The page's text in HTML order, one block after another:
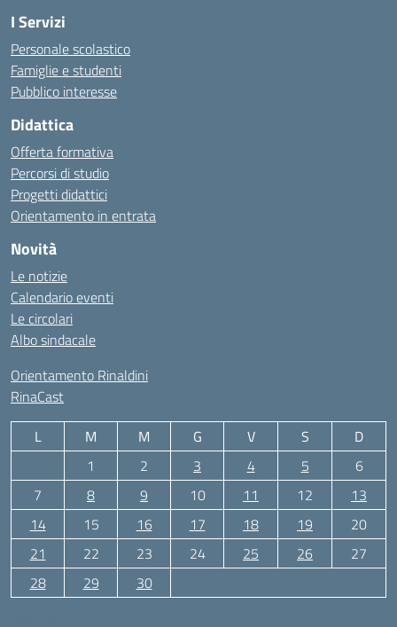
I Servizi
Personale scolastico
Famiglie e studenti
Pubblico interesse
Didattica
Offerta formativa
Percorsi di studio
Progetti didattici
Orientamento in entrata
Novità
Le notizie
Calendario eventi
Le circolari
Albo sindacale
Orientamento Rinaldini
RinaCast
L M M G V S
D
1
2 3 4 5
6
7
8 9 10 11 12
13
14
15 16 17 18 19
20
21
22 23 24 25 26
27
28
29 30